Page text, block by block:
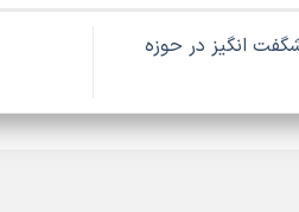
انگیز در حوزه